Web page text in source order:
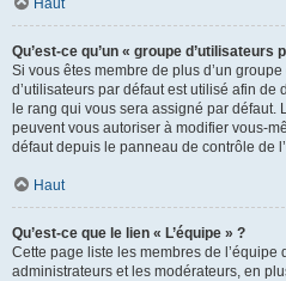
Haut
Qu’est-ce qu’un « groupe d’utilisateurs
Si vous êtes membre de plus d’un
d’utilisateurs par défaut est utilisé afin
le rang qui vous sera assigné par défaut.
peuvent vous autoriser à modifier vous-
défaut depuis le panneau de contrôle de
Haut
Qu’est-ce que le lien « L’équipe » ?
Cette page liste les membres de l’équipe
administrateurs et les modérateurs, en